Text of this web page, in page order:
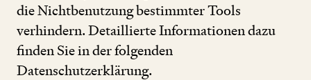
die Nichtbenutzung bestimmter Tools
verhindern. Detaillierte Informationen dazu
finden Sie in der folgenden
Datenschutzerklärung.